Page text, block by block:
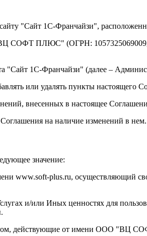
"Сайт 1С-Франчайзи",
СОФТ ПЛЮС" (ОГРН: 1057325069009,
1С-Франчайзи" (далее –
или удалять пункты настоящего
внесенных в настоящее
Соглашения на наличие изменений в нем.
значение:
www.soft-plus.ru, осуществляющий
и/или Иных ценностях для
действующие от имени ООО "ВЦ